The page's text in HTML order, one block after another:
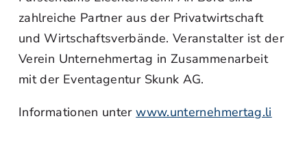
zahlreiche Partner aus der Privatwirtschaft
und Wirtschaftsverbände. Veranstalter ist der
Verein Unternehmertag in Zusammenarbeit
mit der Eventagentur Skunk AG.
Informationen unterwww.unternehmertag.li